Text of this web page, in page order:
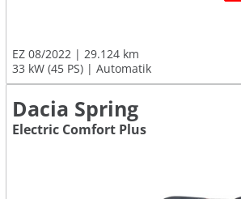
EZ 08/2022
29.124 km
33 kW (45 PS)
Automatik
Dacia Spring
Electric Comfort Plus